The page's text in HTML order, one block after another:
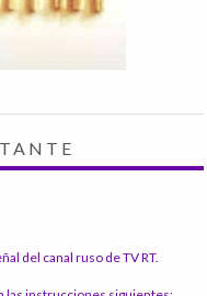
del canal ruso de TV RT.